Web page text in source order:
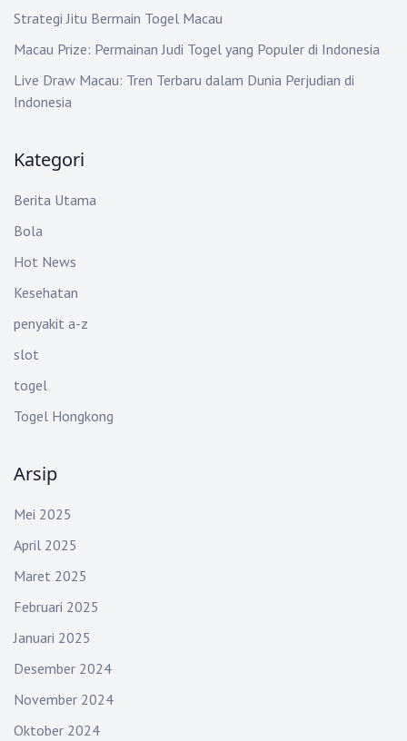
Strategi Jitu Bermain Togel Macau
Macau Prize: Permainan Judi Togel yang Populer di Indonesia
Live Draw Macau: Tren Terbaru dalam Dunia Perjudian di
Indonesia
Kategori
Berita Utama
Bola
Hot News
Kesehatan
penyakit a-z
slot
togel
Togel Hongkong
Arsip
Mei 2025
April 2025
Maret 2025
Februari 2025
Januari 2025
Desember 2024
November 2024
Oktober 2024